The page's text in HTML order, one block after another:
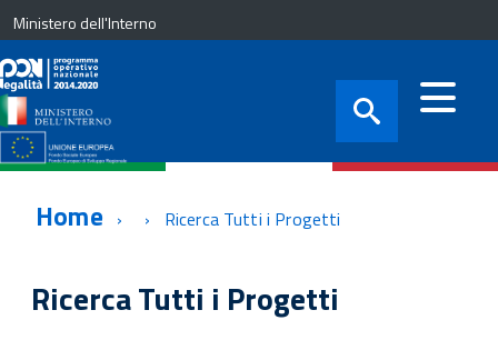
Ministero dell'Interno
Home Ricerca Tutti i Progetti
Ricerca Tutti i Progetti